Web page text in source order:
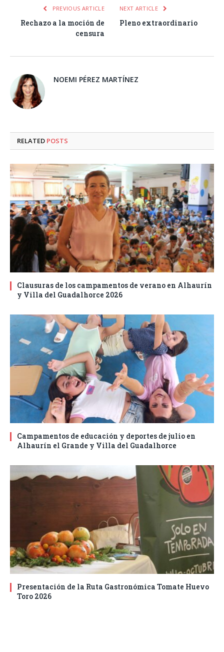
PREVIOUS ARTICLE
Rechazo a la moción de
censura
NEXT ARTICLE
Pleno extraordinario
NOEMI PÉREZ MARTÍNEZ
RELATED POSTS
Clausuras de los campamentos de verano en Alhaurín
y Villa del Guadalhorce 2026
Campamentos de educación y deportes de julio en
Alhaurín el Grande y Villa del Guadalhorce
Presentación de la Ruta Gastronómica Tomate Huevo
Toro 2026